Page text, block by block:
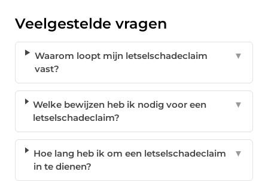
Veelgestelde vragen
Waarom loopt mijn letselschadeclaim
vast?
▼
Welke bewijzen heb ik nodig voor een
letselschadeclaim?
▼
Hoe lang heb ik om een letselschadeclaim
in te dienen?
▼